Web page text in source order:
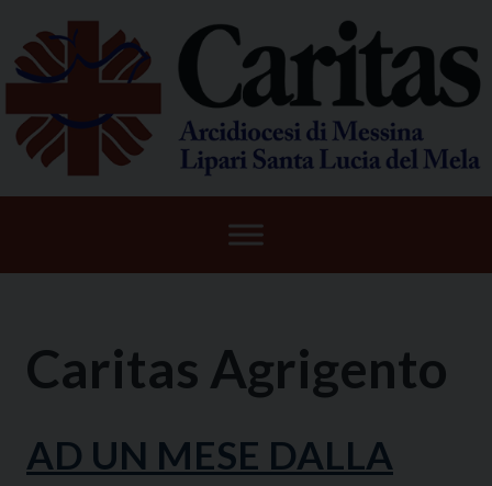
content
Caritas Agrigento
AD UN MESE DALLA